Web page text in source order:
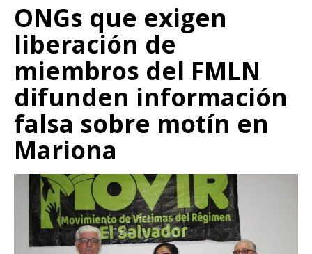
ONGs que exigen
liberación de
miembros del FMLN
difunden información
falsa sobre motín en
Mariona